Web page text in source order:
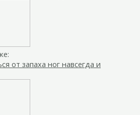
от запаха ног навсегда и